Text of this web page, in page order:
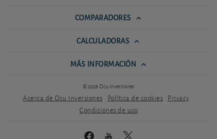
COMPARADORES
CALCULADORAS
MÁS INFORMACIÓN
© 2026 Ocu Inversiones
Acerca de Ocu Inversiones Política de cookies Privacy
Condiciones de uso